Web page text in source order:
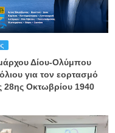
Δίου-Ολύμπου
για τον εορτασμό
28ης Οκτωβρίου 1940